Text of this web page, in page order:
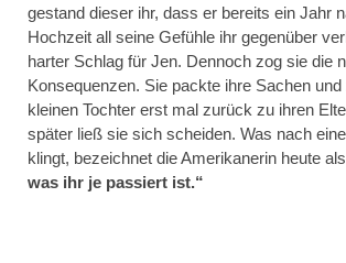
gestand dieser ihr, dass er bereits ein Jahr
Hochzeit all seine Gefühle ihr gegenüber
harter Schlag für Jen. Dennoch zog sie die
Konsequenzen. Sie packte ihre Sachen
kleinen Tochter erst mal zurück zu ihren
später ließ sie sich scheiden. Was nach
klingt, bezeichnet die Amerikanerin heute als
was ihr je passiert ist.“